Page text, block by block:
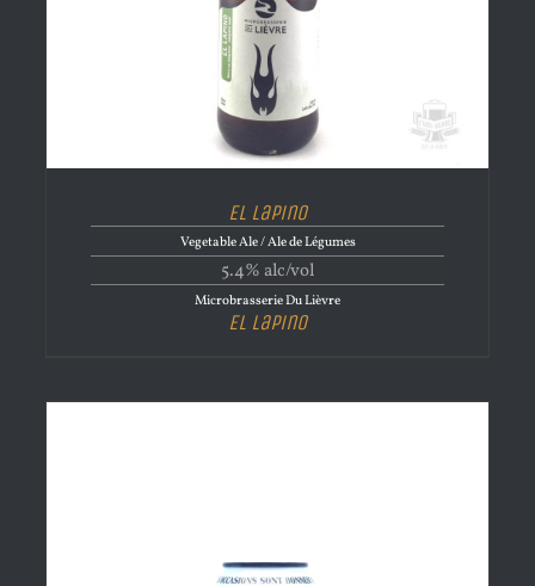
El Lapino
Vegetable Ale / Ale de Légumes
5.4% alc/vol
Microbrasserie Du Lièvre
El Lapino